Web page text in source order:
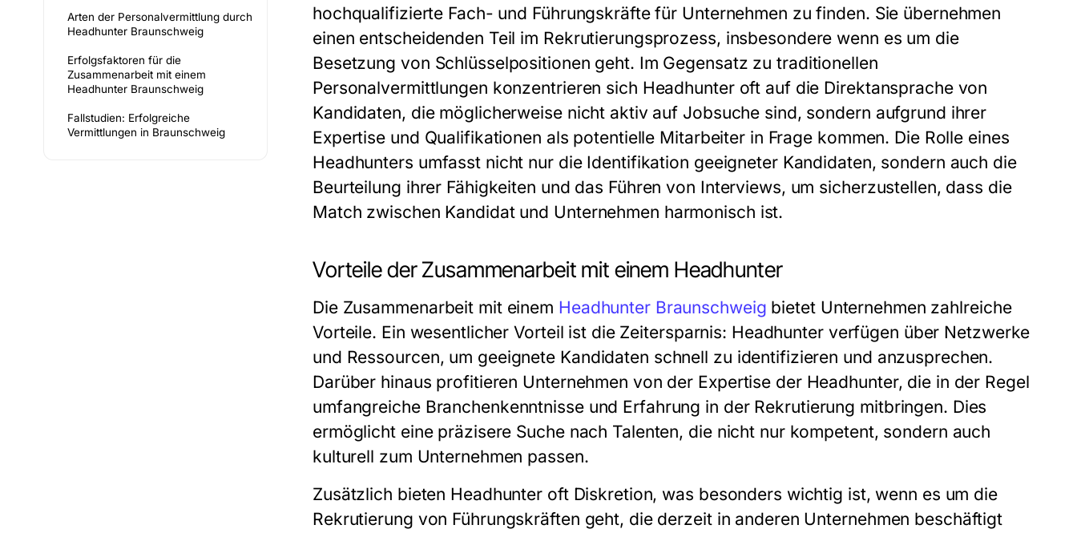
Arten der Personalvermittlung durch
Headhunter Braunschweig
Erfolgsfaktoren für die
Zusammenarbeit mit einem
Headhunter Braunschweig
Fallstudien: Erfolgreiche
Vermittlungen in Braunschweig
hochqualifizierte Fach- und Führungskräfte für Unternehmen zu finden. Sie übernehmen
einen entscheidenden Teil im Rekrutierungsprozess, insbesondere wenn es um die
Besetzung von Schlüsselpositionen geht. Im Gegensatz zu traditionellen
Personalvermittlungen konzentrieren sich Headhunter oft auf die Direktansprache von
Kandidaten, die möglicherweise nicht aktiv auf Jobsuche sind, sondern aufgrund ihrer
Expertise und Qualifikationen als potentielle Mitarbeiter in Frage kommen. Die Rolle eines
Headhunters umfasst nicht nur die Identifikation geeigneter Kandidaten, sondern auch die
Beurteilung ihrer Fähigkeiten und das Führen von Interviews, um sicherzustellen, dass die
Match zwischen Kandidat und Unternehmen harmonisch ist.
Vorteile der Zusammenarbeit mit einem Headhunter
Die Zusammenarbeit mit einem Headhunter Braunschweig bietet Unternehmen zahlreiche
Vorteile. Ein wesentlicher Vorteil ist die Zeitersparnis: Headhunter verfügen über Netzwerke
und Ressourcen, um geeignete Kandidaten schnell zu identifizieren und anzusprechen.
Darüber hinaus profitieren Unternehmen von der Expertise der Headhunter, die in der Regel
umfangreiche Branchenkenntnisse und Erfahrung in der Rekrutierung mitbringen. Dies
ermöglicht eine präzisere Suche nach Talenten, die nicht nur kompetent, sondern auch
kulturell zum Unternehmen passen.
Zusätzlich bieten Headhunter oft Diskretion, was besonders wichtig ist, wenn es um die
Rekrutierung von Führungskräften geht, die derzeit in anderen Unternehmen beschäftigt